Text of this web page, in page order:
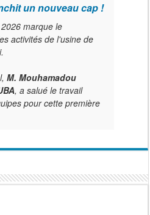
un nouveau cap !
marque le
activités de l'usine de
M. Mouhamadou
, a salué le travail
pour cette première